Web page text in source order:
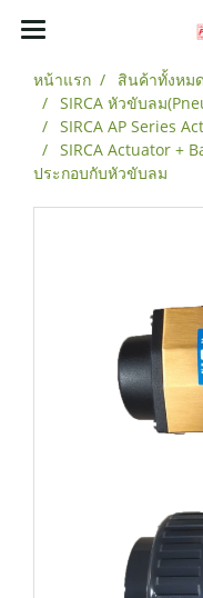
หน้าแรก
สินค้าทั้งหมด
SIRCA หัวขับลม
SIRCA AP Series
SIRCA Actuator +
ประกอบกับหัวขับลม